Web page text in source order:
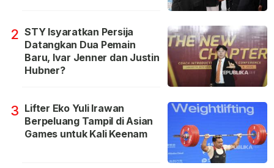
2 STY Isyaratkan Persija
Datangkan Dua Pemain
Baru, Ivar Jenner dan Justin
Hubner?
3 Lifter Eko Yuli Irawan
Berpeluang Tampil di Asian
Games untuk Kali Keenam